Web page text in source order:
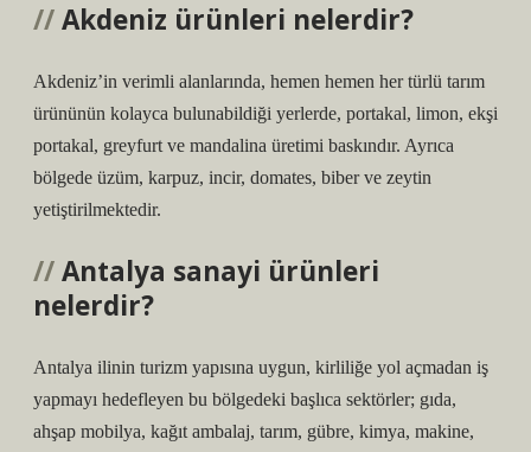
Akdeniz ürünleri nelerdir?
Akdeniz’in verimli alanlarında, hemen hemen her türlü tarım
ürününün kolayca bulunabildiği yerlerde, portakal, limon, ekşi
portakal, greyfurt ve mandalina üretimi baskındır. Ayrıca
bölgede üzüm, karpuz, incir, domates, biber ve zeytin
yetiştirilmektedir.
Antalya sanayi ürünleri
nelerdir?
Antalya ilinin turizm yapısına uygun, kirliliğe yol açmadan iş
yapmayı hedefleyen bu bölgedeki başlıca sektörler; gıda,
ahşap mobilya, kağıt ambalaj, tarım, gübre, kimya, makine,